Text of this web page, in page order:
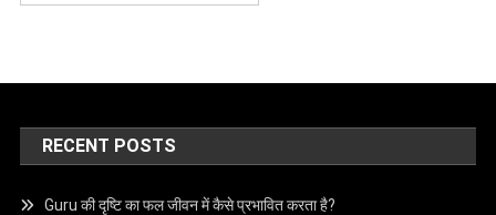
RECENT POSTS
Guru की दृष्टि का फल जीवन में कैसे प्रभावित करता है?